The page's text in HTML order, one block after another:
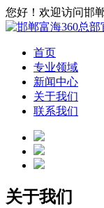
您好！欢迎访问邯
首页
专业领域
新闻中心
关于我们
联系我们
关于我们